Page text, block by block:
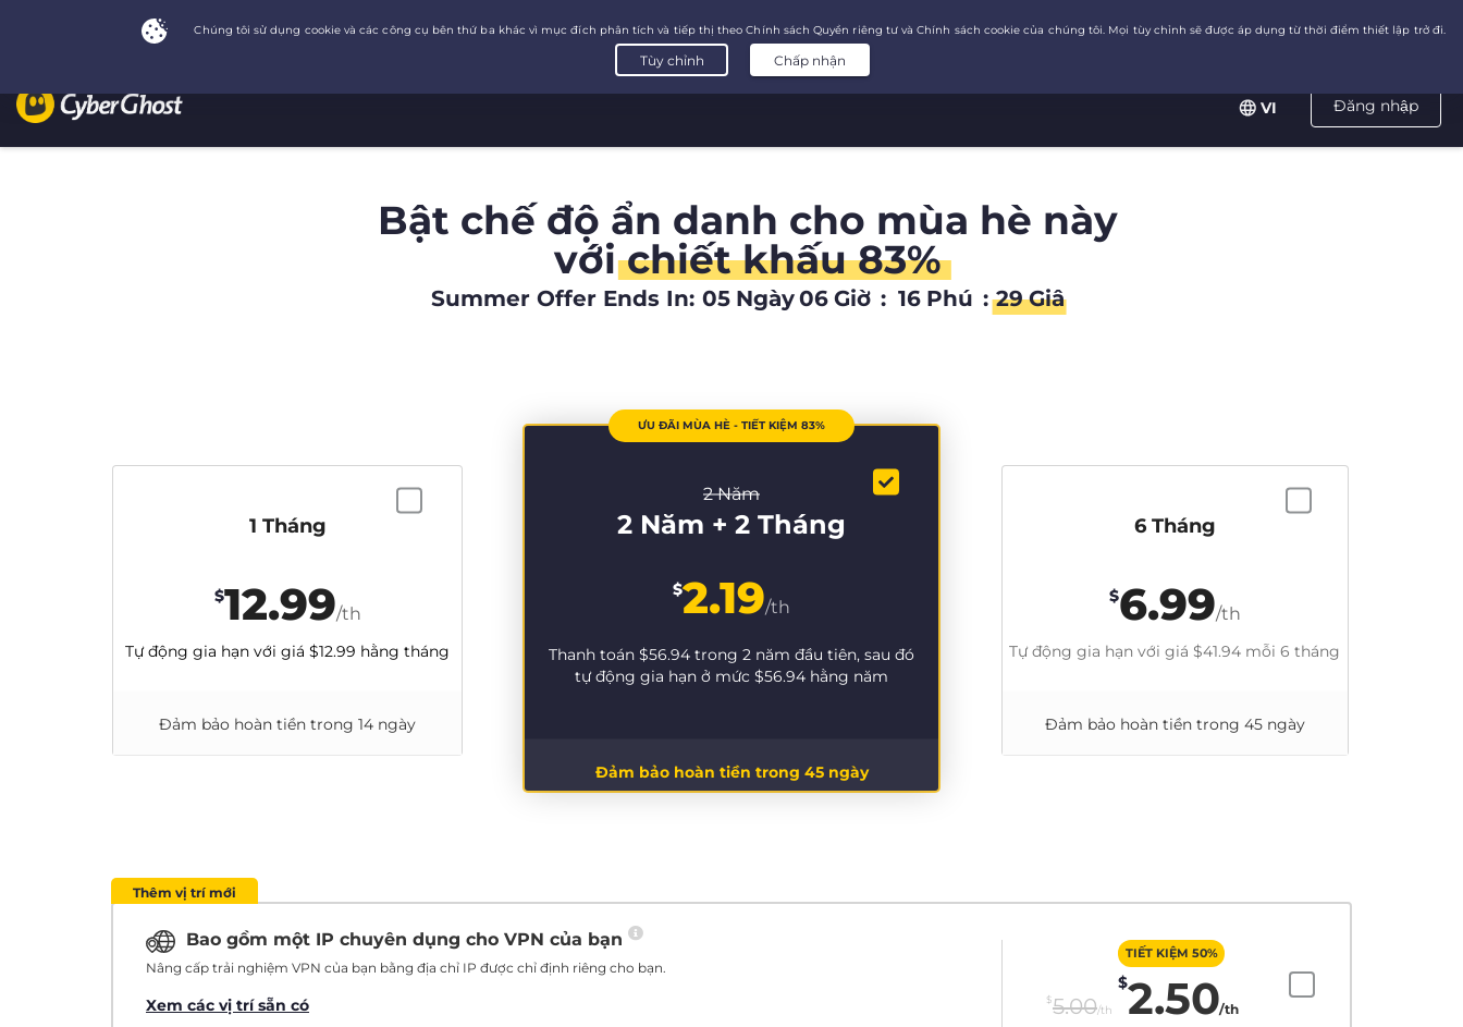
Đăng nhập
VI
Bật chế độ ẩn danh cho mùa hè này
vớichiết khấu 83%
Summer Offer Ends In: 05 Ngày06 Giờ : 16 Phú : 28 Giâ
ƯU ĐÃI MÙA HÈ - TIẾT KIỆM 83%
2 Năm
2 Năm + 2 Tháng
$2.19/th
Thanh toán $56.94 trong 2 năm đầu tiên, sau đó
tự động gia hạn ở mức $56.94 hằng năm
Đảm bảo hoàn tiền trong 45 ngày
6 Tháng
$6.99/th
Tự động gia hạn với giá $41.94 mỗi 6 tháng
Đảm bảo hoàn tiền trong 45 ngày
1 Tháng
$12.99/th
Tự động gia hạn với giá $12.99 hằng tháng
Đảm bảo hoàn tiền trong 14 ngày
Thêm vị trí mới
Bao gồm một IP chuyên dụng cho VPN của bạn
Nâng cấp trải nghiệm VPN của bạn bằng địa chỉ IP được chỉ định riêng cho bạn.
Xem các vị trí sẵn có $5.00/th
TIẾT KIỆM 50%
$2.50/th